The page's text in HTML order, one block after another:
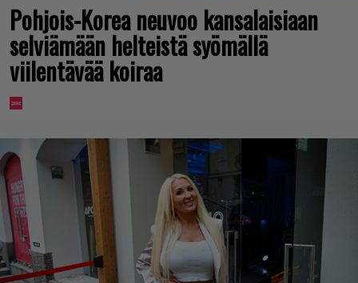
Pohjois-Korea neuvoo kansalaisiaan
selviämään helteistä syömällä
viilentävää koiraa